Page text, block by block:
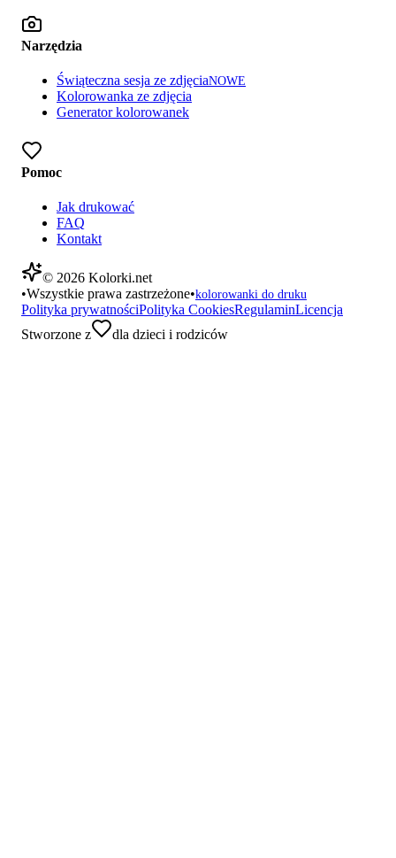
Narzędzia
Świąteczna sesja ze zdjęciaNOWE
Kolorowanka ze zdjęcia
Generator kolorowanek
Pomoc
Jak drukować
FAQ
Kontakt
© 2026 Kolorki.net
•Wszystkie prawa zastrzeżone•kolorowanki do druku
Polityka prywatnościPolityka CookiesRegulaminLicencja
Stworzone z
dla dzieci i rodziców